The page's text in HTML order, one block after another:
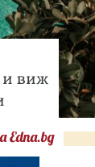
и виж
Edna.bg